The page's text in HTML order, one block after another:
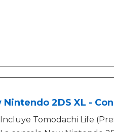
Nintendo 2DS XL -
Incluye Tomodachi Life